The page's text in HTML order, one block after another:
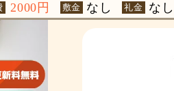
2000円 敷金 なし 礼金 なし